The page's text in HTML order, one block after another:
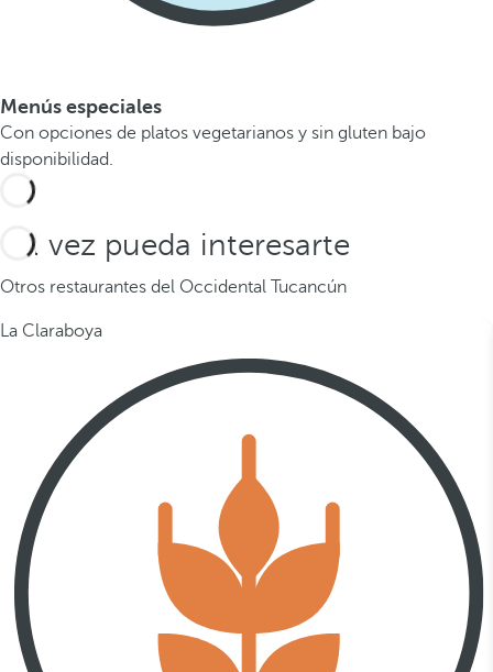
Menús especiales
Con opciones de platos vegetarianos y sin gluten bajo
disponibilidad.
Tal vez pueda interesarte
Otros restaurantes del Occidental Tucancún
La Claraboya